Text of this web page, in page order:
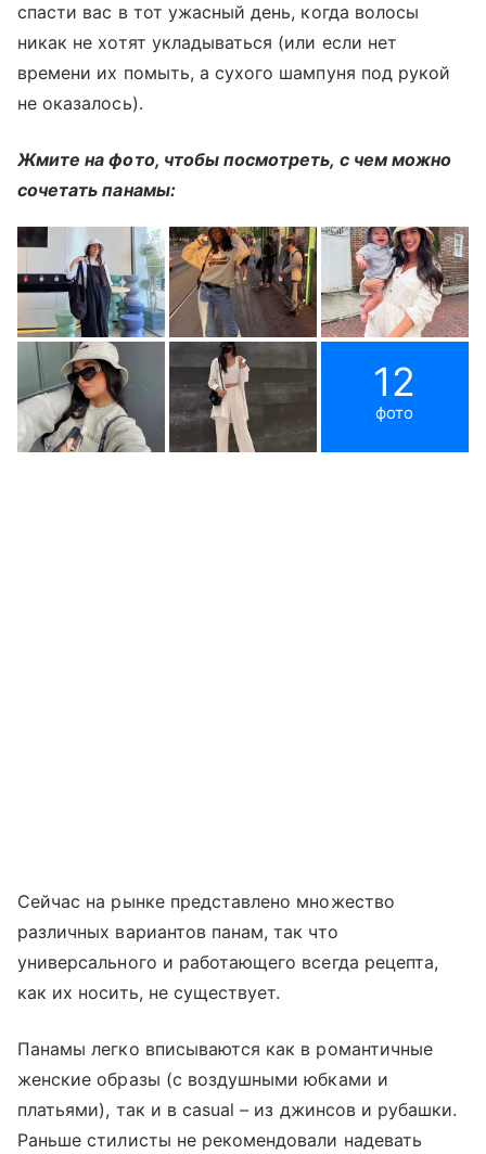
спасти вас в тот ужасный день, когда волосы
никак не хотят укладываться (или если нет
времени их помыть, а сухого шампуня под рукой
не оказалось).
Жмите на фото, чтобы посмотреть, с чем можно
сочетать панамы:
12
фото
Сейчас на рынке представлено множество
различных вариантов панам, так что
универсального и работающего всегда рецепта,
как их носить, не существует.
Панамы легко вписываются как в романтичные
женские образы (с воздушными юбками и
платьями), так и в casual– из джинсов и рубашки.
Раньше стилисты не рекомендовали надевать